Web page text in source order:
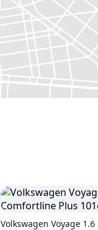
Volkswagen Voyage 1.6